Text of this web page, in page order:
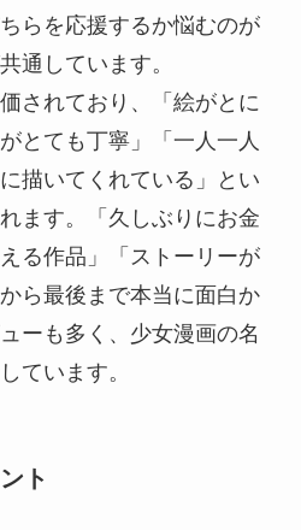
らを応援するか悩むのが
通しています。
されており、「絵がとに
とても丁寧」「一人一人
描いてくれている」とい
ます。「久しぶりにお金
る作品」「ストーリーが
ら最後まで本当に面白か
ーも多く、少女漫画の名
ています。
ト